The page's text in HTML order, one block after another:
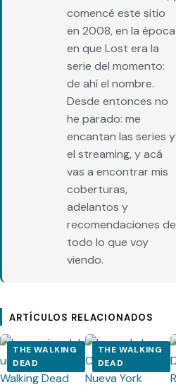
comencé este sitio
en 2008, en la época
en que Lost era la
serie del momento:
de ahí el nombre.
Desde entonces no
he parado: me
encantan las series y
el streaming, y acá
vas a encontrar mis
coberturas,
adelantos y
recomendaciones de
todo lo que voy
viendo.
ARTÍCULOS RELACIONADOS
THE WALKING
DEAD
THE WALKING
DEAD